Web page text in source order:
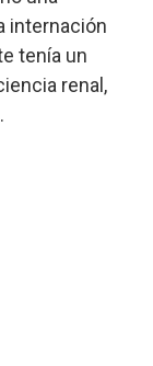
internación
tenía un
renal,